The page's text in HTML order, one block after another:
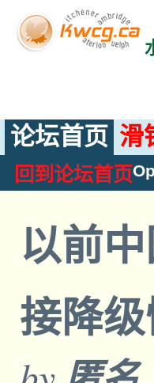
论坛首页 滑
回到论坛首页
以前
接降